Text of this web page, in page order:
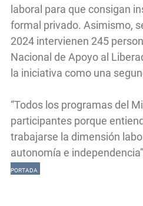
laboral para que consigan
formal privado. Asimismo,
2024 intervienen 245
Nacional de Apoyo al
la iniciativa como una
“Todos los programas del
participantes porque
trabajarse la dimensión
autonomía e
PORTADA